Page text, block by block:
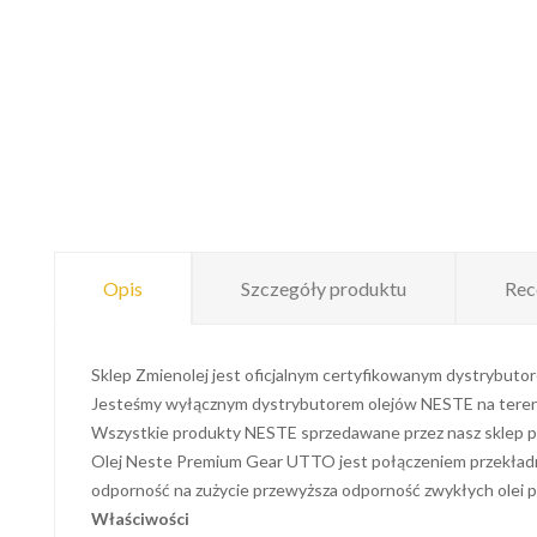
Opis Szczegóły produktu
Sklep Zmienolej jest oficjalnym certyfikowanym
Jesteśmy wyłącznym dystrybutorem olejów NESTE na
Wszystkie produkty NESTE sprzedawane przez nasz sklep
Olej Neste Premium Gear UTTO jest połączeniem
odporność na zużycie przewyższa odporność zwykłych
Właściwości